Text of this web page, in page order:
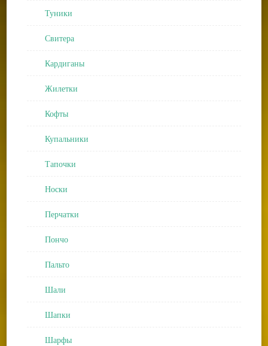
Туники
Свитера
Кардиганы
Жилетки
Кофты
Купальники
Тапочки
Носки
Перчатки
Пончо
Пальто
Шали
Шапки
Шарфы